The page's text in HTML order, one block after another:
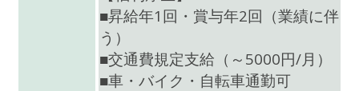
■昇給年1回・賞与年2回（業績に伴
う）
■交通費規定支給（～5000円/月）
■車・バイク・自転車通勤可